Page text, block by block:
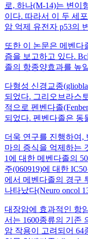
로, 하나(M-14)는 변이
이다. 따라서 이 두 세
암 억제 유전자 p53의
또한 이 논문은 메벤다
즘을 보고하고 있다.
졸의 항종양효과를 높
다형성 신경교종
되었다. 그리오브라스
적으로 펜벤다졸
되었다. 펜벤다졸은
더욱 연구를 진행하여,
마의 증식을 억제하는
1에 대한 메벤다졸의
주(060919)에 대한
에서 메벤다졸의 경구
나타났다(Neuro oncol
대장암에 효과적인 항
서는 1600종류의 기존
암 작용이 고려되어 64